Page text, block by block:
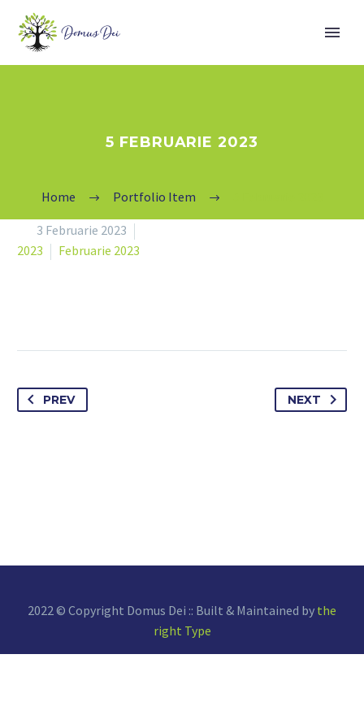
5 FEBRUARIE 2023
Home Portfolio Item
3 Februarie 2023
2023
Februarie 2023
PREV NEXT
2022 © Copyright Domus Dei :: Built & Maintained by the
right Type